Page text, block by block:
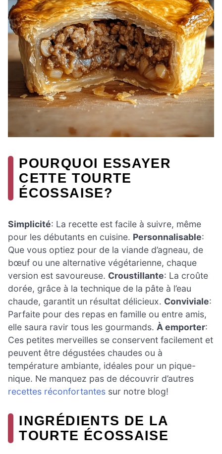
POURQUOI ESSAYER
CETTE TOURTE
ÉCOSSAISE?
Simplicité: La recette est facile à suivre, même
pour les débutants en cuisine. Personnalisable:
Que vous optiez pour de la viande d’agneau, de
bœuf ou une alternative végétarienne, chaque
version est savoureuse. Croustillante: La croûte
dorée, grâce à la technique de la pâte à l’eau
chaude, garantit un résultat délicieux. Conviviale:
Parfaite pour des repas en famille ou entre amis,
elle saura ravir tous les gourmands. À emporter:
Ces petites merveilles se conservent facilement et
peuvent être dégustées chaudes ou à
température ambiante, idéales pour un pique-
nique. Ne manquez pas de découvrir d’autres
recettes réconfortantes sur notre blog!
INGRÉDIENTS DE LA
TOURTE ÉCOSSAISE